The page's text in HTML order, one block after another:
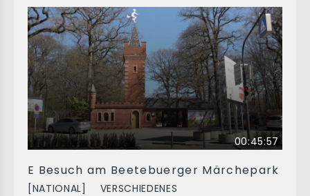
00:45:57
E Besuch am Beetebuerger Märchepark
[NATIONAL] VERSCHIEDENES